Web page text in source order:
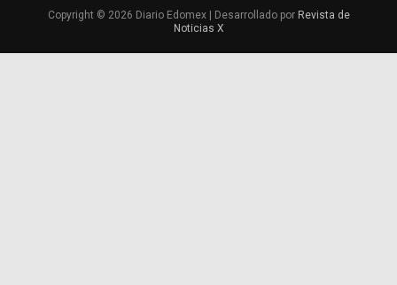
Copyright © 2026 Diario Edomex | Desarrollado por Revista de
Noticias X